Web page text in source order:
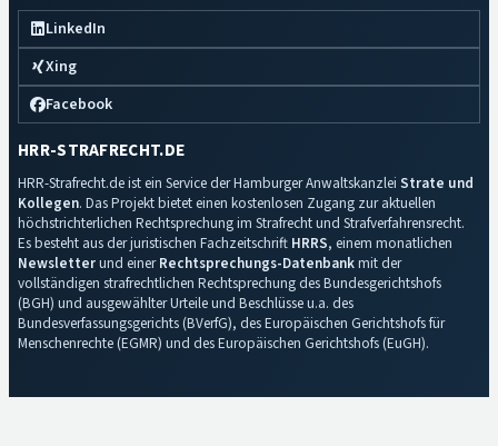
LinkedIn
Xing
Facebook
HRR-STRAFRECHT.DE
HRR-Strafrecht.de ist ein Service der Hamburger Anwaltskanzlei Strate und
Kollegen. Das Projekt bietet einen kostenlosen Zugang zur aktuellen
höchstrichterlichen Rechtsprechung im Strafrecht und Strafverfahrensrecht.
Es besteht aus der juristischen Fachzeitschrift HRRS, einem monatlichen
Newsletterund einerRechtsprechungs-Datenbankmit der
vollständigen strafrechtlichen Rechtsprechung des Bundesgerichtshofs
(BGH) und ausgewählter Urteile und Beschlüsse u.a. des
Bundesverfassungsgerichts (BVerfG), des Europäischen Gerichtshofs für
Menschenrechte (EGMR) und des Europäischen Gerichtshofs (EuGH).